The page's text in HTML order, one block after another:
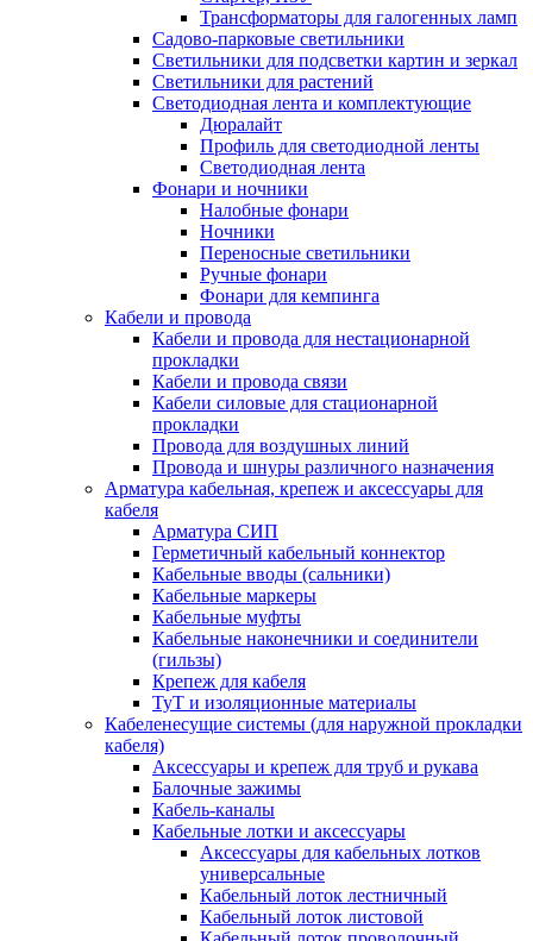
Трансформаторы для галогенных ламп
Садово-парковые светильники
Светильники для подсветки картин и зеркал
Светильники для растений
Светодиодная лента и комплектующие
Дюралайт
Профиль для светодиодной ленты
Светодиодная лента
Фонари и ночники
Налобные фонари
Ночники
Переносные светильники
Ручные фонари
Фонари для кемпинга
Кабели и провода
Кабели и провода для нестационарной
прокладки
Кабели и провода связи
Кабели силовые для стационарной
прокладки
Провода для воздушных линий
Провода и шнуры различного назначения
Арматура кабельная, крепеж и аксессуары для
кабеля
Арматура СИП
Герметичный кабельный коннектор
Кабельные вводы (сальники)
Кабельные маркеры
Кабельные муфты
Кабельные наконечники и соединители
(гильзы)
Крепеж для кабеля
ТуТ и изоляционные материалы
Кабеленесущие системы (для наружной прокладки
кабеля)
Аксессуары и крепеж для труб и рукава
Балочные зажимы
Кабель-каналы
Кабельные лотки и аксессуары
Аксессуары для кабельных лотков
универсальные
Кабельный лоток лестничный
Кабельный лоток листовой